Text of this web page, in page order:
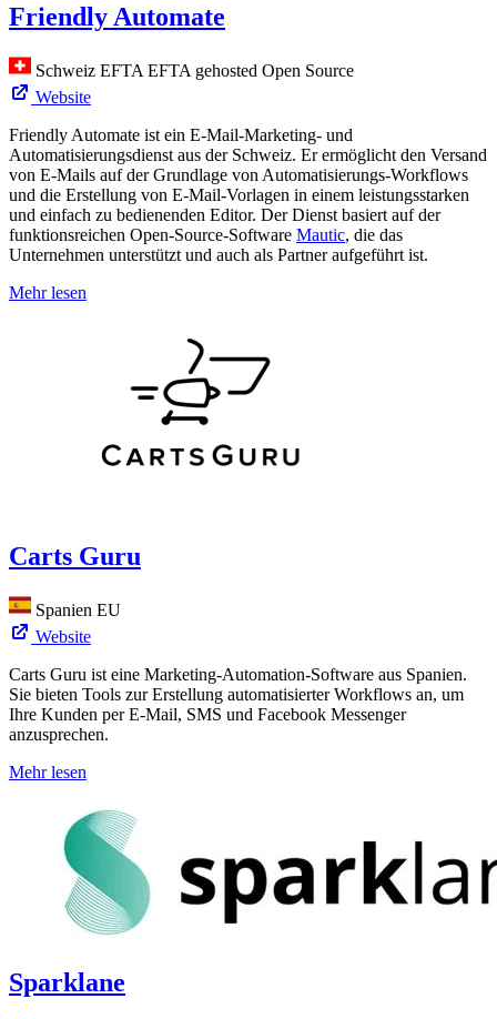
Friendly Automate
Schweiz EFTA EFTA gehosted Open Source
Website
Friendly Automate ist ein E-Mail-Marketing- und
Automatisierungsdienst aus der Schweiz. Er ermöglicht den Versand
von E-Mails auf der Grundlage von Automatisierungs-Workflows
und die Erstellung von E-Mail-Vorlagen in einem leistungsstarken
und einfach zu bedienenden Editor. Der Dienst basiert auf der
funktionsreichen Open-Source-Software Mautic, die das
Unternehmen unterstützt und auch als Partner aufgeführt ist.
Mehr lesen
Carts Guru
Spanien EU
Website
Carts Guru ist eine Marketing-Automation-Software aus Spanien.
Sie bieten Tools zur Erstellung automatisierter Workflows an, um
Ihre Kunden per E-Mail, SMS und Facebook Messenger
anzusprechen.
Mehr lesen
Sparklane